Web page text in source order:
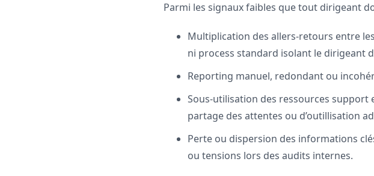
Parmi les signaux faibles que tout dirigeant
Multiplication des allers-retours entre
ni process standard isolant le dirigeant
Reporting manuel, redondant ou
Sous-utilisation des ressources support
partage des attentes ou d’outillisation
Perte ou dispersion des informations
ou tensions lors des audits internes.